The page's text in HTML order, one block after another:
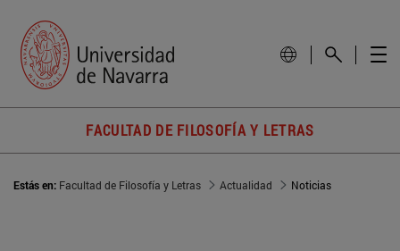
FACULTAD DE FILOSOFÍA Y LETRAS
Estás en: Facultad de Filosofía y Letras Actualidad Noticias